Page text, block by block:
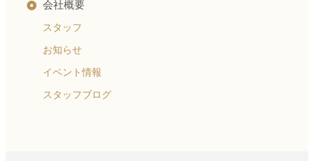
会社概要
スタッフ
お知らせ
イベント情報
スタッフブログ